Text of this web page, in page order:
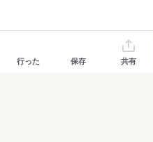
行った 保存 共有